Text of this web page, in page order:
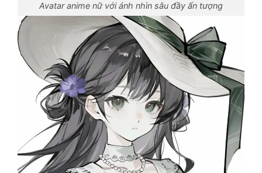
Avatar anime nữ với ánh nhìn sâu đầy ấn tượng